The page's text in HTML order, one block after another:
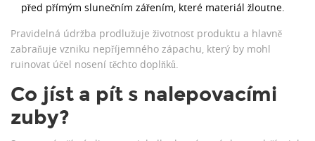
před přímým slunečním zářením, které materiál žloutne.
Pravidelná údržba prodlužuje životnost produktu a hlavně
zabraňuje vzniku nepříjemného zápachu, který by mohl
ruinovat účel nosení těchto doplňků.
Co jíst a pít s nalepovacími
zuby?